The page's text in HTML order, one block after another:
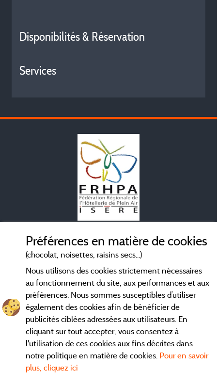
Disponibilités & Réservation
Services
Conditions générales d'utilisation
Contact
CGV
Les meilleurscampings en Isère. Consultez les fiches de nos
adhérents et découvrez nos meilleures offres dans leVercors
la chaine des Belledones, en Chartreuse, en station...
directement ici en ligne avant de contacter le camping pour
Préférences en matière de cookies
(chocolat, noisettes, raisins secs...)
Nous utilisons des cookies strictement nécessaires
au fonctionnement du site, aux performances et aux
préférences. Nous sommes susceptibles d’utiliser
également des cookies afin de bénéficier de
publicités ciblées adressées aux utilisateurs. En
cliquant sur tout accepter, vous consentez à
l'utilisation de ces cookies aux fins décrites dans
notre politique en matière de cookies. Pour en savoir
plus, cliquez ici